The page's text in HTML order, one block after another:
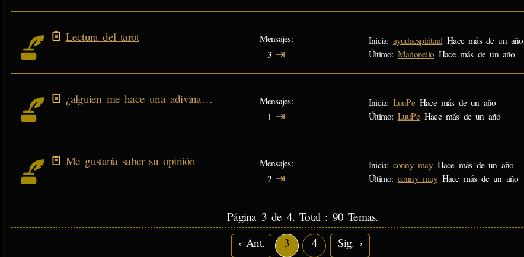
Lectura del tarot
Mensajes
3 ⇥
Inicia: ayudaespiritual Hace más de un año
Último: Marionello Hace más de un año
¿alguien me hace una adivina…
Mensajes
1 ⇥
Inicia: LuuPe Hace más de un año
Último: LuuPe Hace más de un año
Me gustaría saber su opinión
Mensajes
2 ⇥
Inicia: conny_may Hace más de un año
Último: conny_may Hace más de un año
Página 3 de 4. Total : 90 Temas.
‹ Ant.
3 4 Sig. ›